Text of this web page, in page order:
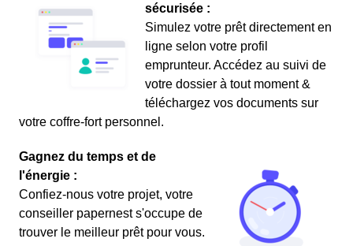
sécurisée :
Simulez votre prêt directement en
ligne selon votre profil
emprunteur. Accédez au suivi de
votre dossier à tout moment &
téléchargez vos documents sur
votre coffre-fort personnel.
Gagnez du temps et de
l'énergie :
Confiez-nous votre projet, votre
conseiller papernest s'occupe de
trouver le meilleur prêt pour vous.